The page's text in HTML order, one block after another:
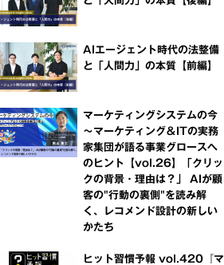
AIエージェント時代の法整備
と「人間力」の本質【前編】
マーケティングシステムの今
～マーケティング＆ITの実務
家集団が語る事業グロースへ
のヒント【vol.26】「クリッ
クの背景・理由は？」 AIが顧
客の"行動の裏側"を読み解
く、レコメンド設計の新しい
かたち
ヒット習慣予報 vol.420『マ